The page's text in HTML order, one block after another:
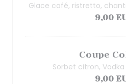
Glace café, ristretto,
9,00
Coupe
Sorbet citron,
9,00